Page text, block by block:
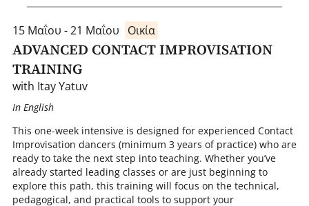
15 Μαΐου - 21 Μαΐου Οικία
ADVANCED CONTACT IMPROVISATION
TRAINING
with Itay Yatuv
In English
This one-week intensive is designed for experienced Contact
Improvisation dancers (minimum 3 years of practice) who are
ready to take the next step into teaching. Whether you’ve
already started leading classes or are just beginning to
explore this path, this training will focus on the technical,
pedagogical, and practical tools to support your